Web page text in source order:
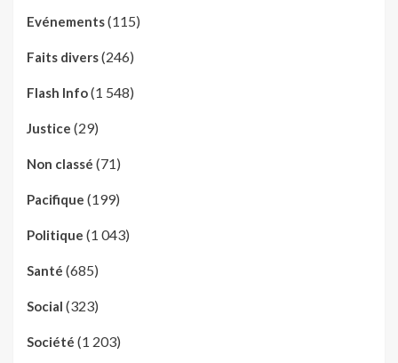
Evénements(115)
Faits divers(246)
Flash Info(1 548)
Justice (29)
Non classé (71)
Pacifique (199)
Politique (1 043)
Santé (685)
Social (323)
Société (1 203)